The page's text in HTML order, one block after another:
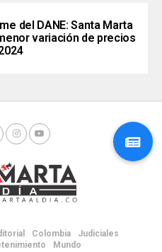
del DANE: Santa Marta
variación de precios
Colombia
Judiciales
Mundo